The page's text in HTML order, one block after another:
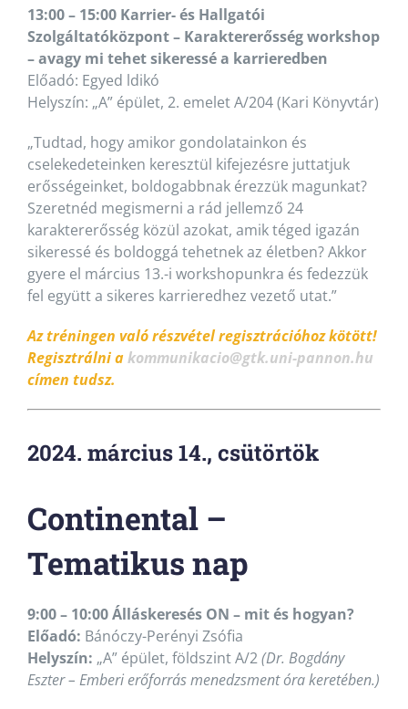
13:00 – 15:00 Karrier- és Hallgatói
Szolgáltatóközpont – Karaktererősség workshop
– avagy mi tehet sikeressé a karrieredben
Előadó: Egyed ldikó
Helyszín: „A” épület, 2. emelet A/204 (Kari Könyvtár)
„Tudtad, hogy amikor gondolatainkon és
cselekedeteinken keresztül kifejezésre juttatjuk
erősségeinket, boldogabbnak érezzük magunkat?
Szeretnéd megismerni a rád jellemző 24
karaktererősség közül azokat, amik téged igazán
sikeressé és boldoggá tehetnek az életben? Akkor
gyere el március 13.-i workshopunkra és fedezzük
fel együtt a sikeres karrieredhez vezető utat.”
Az tréningen való részvétel regisztrációhoz kötött!
Regisztrálni akommunikacio@gtk.uni-pannon.hu
címen tudsz.
2024. március 14., csütörtök
Continental –
Tematikus nap
9:00 – 10:00 Álláskeresés ON – mit és hogyan?
Előadó: Bánóczy-Perényi Zsófia
Helyszín: „A” épület, földszint A/2(Dr. Bogdány
Eszter – Emberi erőforrás menedzsment óra keretében.)